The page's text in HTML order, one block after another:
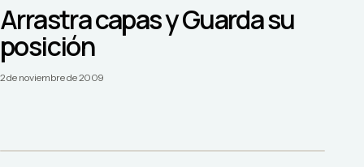
Arrastra capas y Guarda su
posición
2 de noviembre de 2009